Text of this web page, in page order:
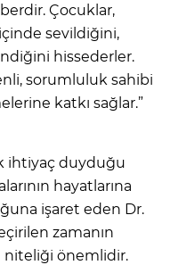
Çocuklar,
sevildiğini,
hissederler.
sorumluluk sahibi
katkı sağlar.”
ihtiyaç duyduğu
hayatlarına
işaret eden Dr.
zamanın
niteliği önemlidir.